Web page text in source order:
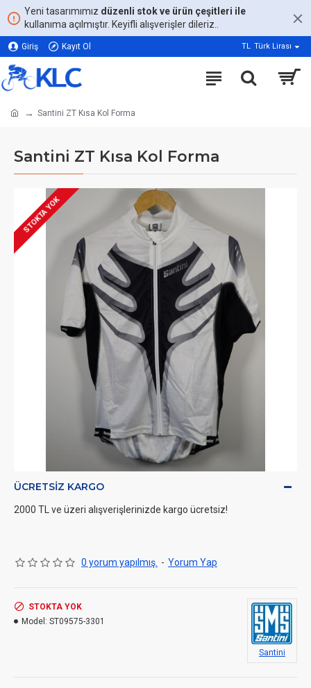
Yeni tasarımımız düzenli stok ve ürün çeşitleri ile
kullanıma açılmıştır. Keyifli alışverişler dileriz..
Giriş Kayıt Ol TL Türk Lirası
Santini ZT Kısa Kol Forma
Santini ZT Kısa Kol Forma
STOKTA YOK
ÜCRETSIZ KARGO
2000 TL ve üzeri alışverişlerinizde kargo ücretsiz!
0 yorum yapılmış. - Yorum Yap
STOKTA YOK
Model: ST09575-3301
Santini